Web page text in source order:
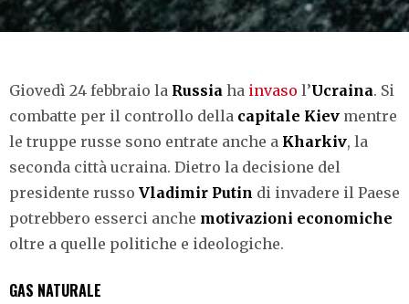
Giovedì 24 febbraio la Russia ha invaso l’Ucraina. Si
combatte per il controllo della capitale Kiev mentre
le truppe russe sono entrate anche a Kharkiv, la
seconda città ucraina. Dietro la decisione del
presidente russo Vladimir Putin di invadere il Paese
potrebbero esserci anche motivazioni economiche
oltre a quelle politiche e ideologiche.
GAS NATURALE